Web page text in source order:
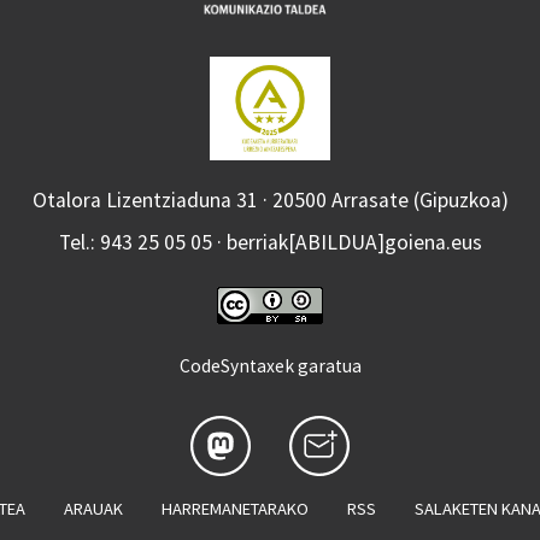
Otalora Lizentziaduna 31 · 20500 Arrasate (Gipuzkoa)
Tel.: 943 25 05 05 · berriak[ABILDUA]goiena.eus
CodeSyntaxek garatua
ARAUAK HARREMANETARAKO RSS SALAKETEN